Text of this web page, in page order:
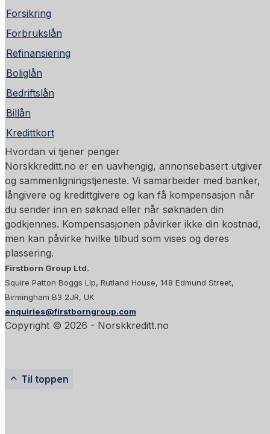
Forsikring
Forbrukslån
Refinansiering
Boliglån
Bedriftslån
Billån
Kredittkort
Hvordan vi tjener penger
Norskkreditt.no er en uavhengig, annonsebasert utgiver
og sammenligningstjeneste. Vi samarbeider med banker,
långivere og kredittgivere og kan få kompensasjon når
du sender inn en søknad eller når søknaden din
godkjennes. Kompensasjonen påvirker ikke din kostnad,
men kan påvirke hvilke tilbud som vises og deres
plassering.
Firstborn Group Ltd.
Squire Patton Boggs Llp, Rutland House, 148 Edmund Street,
Birmingham B3 2JR, UK
enquiries@firstborngroup.com
Copyright © 2026 - Norskkreditt.no
Til toppen